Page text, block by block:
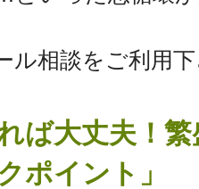
ル相談をご利用
ば大丈夫！
ポイント」